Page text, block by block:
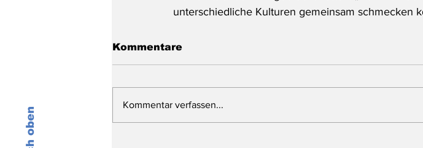
unterschiedliche Kulturen gemeinsam schmecken
Kommentare
Kommentar verfassen...